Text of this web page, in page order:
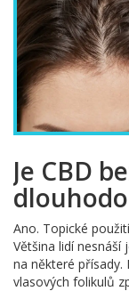
Je CBD
Ano. Topické
Většina lidí nesnáší
na některé přísady.
vlasových folikulů